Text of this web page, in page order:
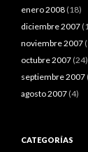
enero 2008 (18)
diciembre 2007
noviembre 2007
octubre 2007 (24)
septiembre 2007
agosto 2007 (4)
CATEGORÍAS